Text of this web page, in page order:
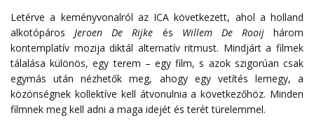
Letérve a keményvonalról az ICA következett, ahol a holland
alkotópárosJeroen De Rijke és Willem De Rooijhárom
kontemplatív mozija diktál alternatív ritmust. Mindjárt a filmek
tálalása különös, egy terem – egy film, s azok szigorúan csak
egymás után nézhetők meg, ahogy egy vetítés lemegy, a
közönségnek kollektíve kell átvonulnia a következőhöz. Minden
filmnek meg kell adni a maga idejét és terét türelemmel.